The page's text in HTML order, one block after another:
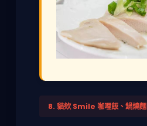
8. 貓欸 Smile 咖哩飯、鍋燒麵